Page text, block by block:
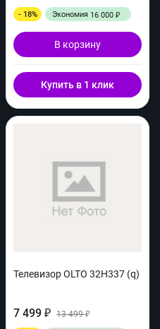
- 18% Экономия 16 000 ₽
В корзину
Купить в 1 клик
Телевизор OLTO 32H337 (q)
7 499 ₽ 13 499₽